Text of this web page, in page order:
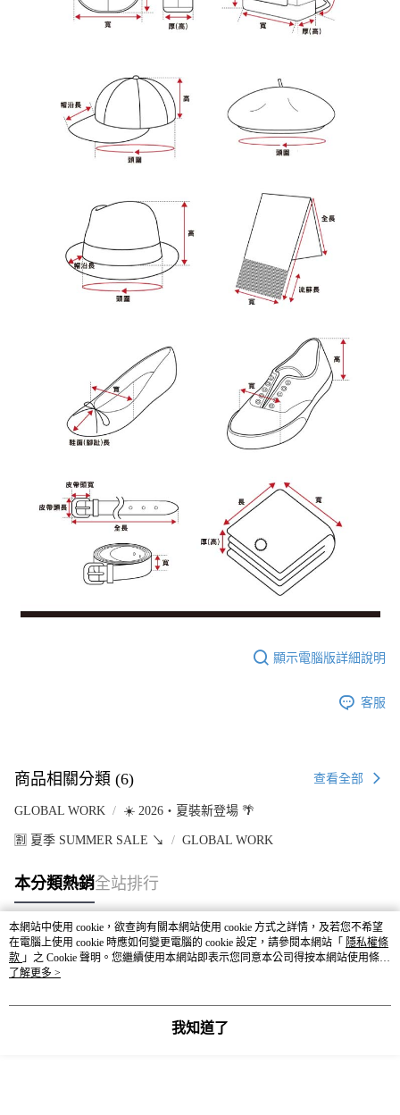
顯示電腦版詳細說明
客服
商品相關分類 (6) 查看全部
GLOBAL WORK ☀️ 2026・夏裝新登場 🌴
🈹 夏季 SUMMER SALE ↘️ GLOBAL WORK
本分類熱銷全站排行
熱門標籤
本網站中使用 cookie，欲查詢有關本網站使用 cookie 方式之詳情，及若您不希望
在電腦上使用 cookie 時應如何變更電腦的 cookie 設定，請參閱本網站「 隱私權條
款 」之 Cookie 聲明。您繼續使用本網站即表示您同意本公司得按本網站使用條款
之 Cookie 聲明使用 cookie。
了解更多 >
我知道了